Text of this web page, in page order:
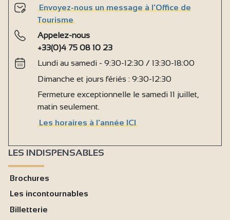
Envoyez-nous un message à l'Office de
Tourisme
Appelez-nous
+33(0)4 75 08 10 23
Lundi au samedi - 9:30-12:30 / 13:30-18:00
Dimanche et jours fériés : 9:30-12:30
Fermeture exceptionnelle le samedi 11 juillet,
matin seulement.
Les horaires à l'année ICI
LES INDISPENSABLES
Brochures
Les incontournables
Billetterie